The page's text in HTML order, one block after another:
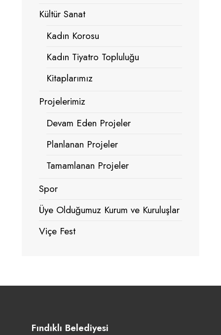
Kültür Sanat
Kadın Korosu
Kadın Tiyatro Topluluğu
Kitaplarımız
Projelerimiz
Devam Eden Projeler
Planlanan Projeler
Tamamlanan Projeler
Spor
Üye Olduğumuz Kurum ve Kuruluşlar
Viçe Fest
Fındıklı Belediyesi